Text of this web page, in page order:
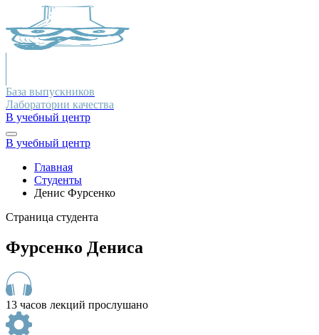
База выпускников
Лаборатории качества
В учебный центр
В учебный центр
Главная
Студенты
Денис Фурсенко
Страница студента
Фурсенко Дениса
13 часов лекций прослушано